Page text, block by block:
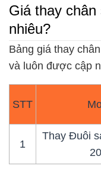
Giá thay
nhiêu?
Bảng giá thay
và luôn được cập
STT
1
Thay Đuôi